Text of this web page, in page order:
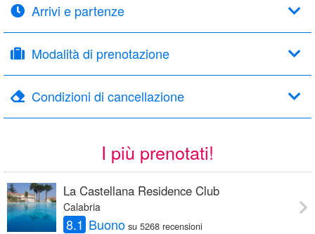
Arrivi e partenze
Modalità di prenotazione
Condizioni di cancellazione
I più prenotati!
La Castellana Residence Club
Calabria
8.1 Buono su 5268 recensioni